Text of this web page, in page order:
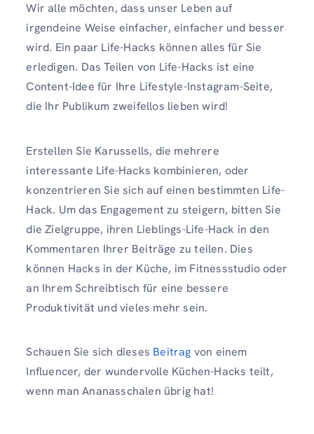
Wir alle möchten, dass unser Leben auf
irgendeine Weise einfacher, einfacher und besser
wird. Ein paar Life-Hacks können alles für Sie
erledigen. Das Teilen von Life-Hacks ist eine
Content-Idee für Ihre Lifestyle-Instagram-Seite,
die Ihr Publikum zweifellos lieben wird!
Erstellen Sie Karussells, die mehrere
interessante Life-Hacks kombinieren, oder
konzentrieren Sie sich auf einen bestimmten Life-
Hack. Um das Engagement zu steigern, bitten Sie
die Zielgruppe, ihren Lieblings-Life-Hack in den
Kommentaren Ihrer Beiträge zu teilen. Dies
können Hacks in der Küche, im Fitnessstudio oder
an Ihrem Schreibtisch für eine bessere
Produktivität und vieles mehr sein.
Schauen Sie sich dieses Beitrag von einem
Influencer, der wundervolle Küchen-Hacks teilt,
wenn man Ananasschalen übrig hat!